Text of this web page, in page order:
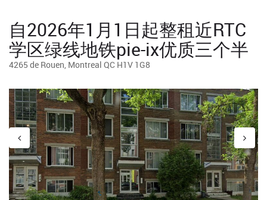
自2026年1月1日起整租近RTC
学区绿线地铁pie-ix优质三个半
4265 de Rouen, Montreal QC H1V 1G8